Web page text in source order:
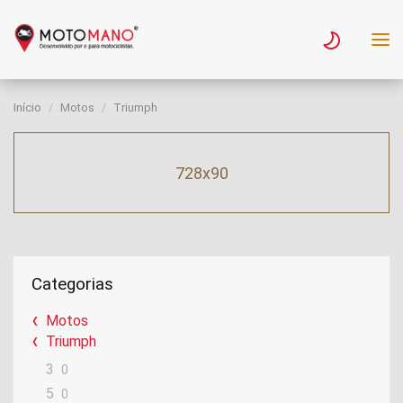
Início Motos Triumph
728x90
Categorias
Motos
Triumph
3
0
5 0